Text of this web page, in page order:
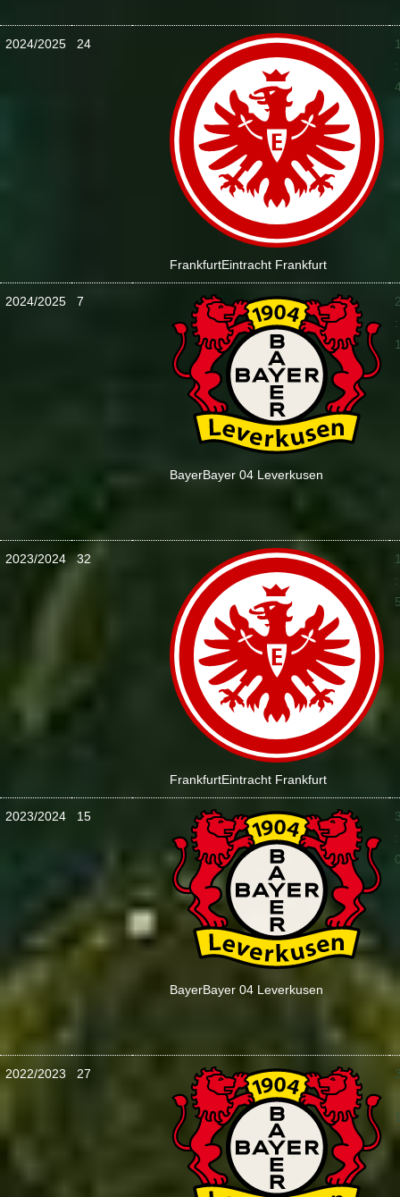
2024/2025 24
FrankfurtEintracht Frankfurt
:
2024/2025 7
BayerBayer 04 Leverkusen
:
2023/2024 32
FrankfurtEintracht Frankfurt
:
2023/2024 15
BayerBayer 04 Leverkusen
:
2022/2023 27
: